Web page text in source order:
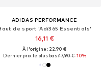
ADIDAS PERFORMANCE
de sport 'Adi365 Essentials'
16,11 €
À l'origine : 22,90 €
Dernier prix le plus bas :17,90 €-10%